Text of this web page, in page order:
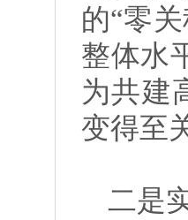
的“零
整体水
为共建
变得至
二是